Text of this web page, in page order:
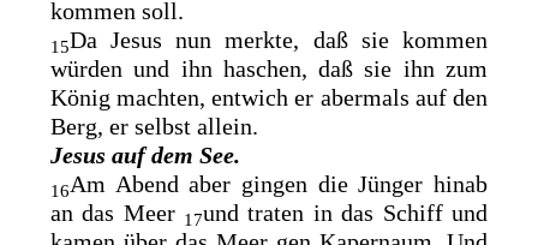
kommen soll.
15Da Jesus nun merkte, daß sie kommen
würden und ihn haschen, daß sie ihn zum
König machten, entwich er abermals auf den
Berg, er selbst allein.
Jesus auf dem See.
16Am Abend aber gingen die Jünger hinab
an das Meer 17und traten in das Schiff und